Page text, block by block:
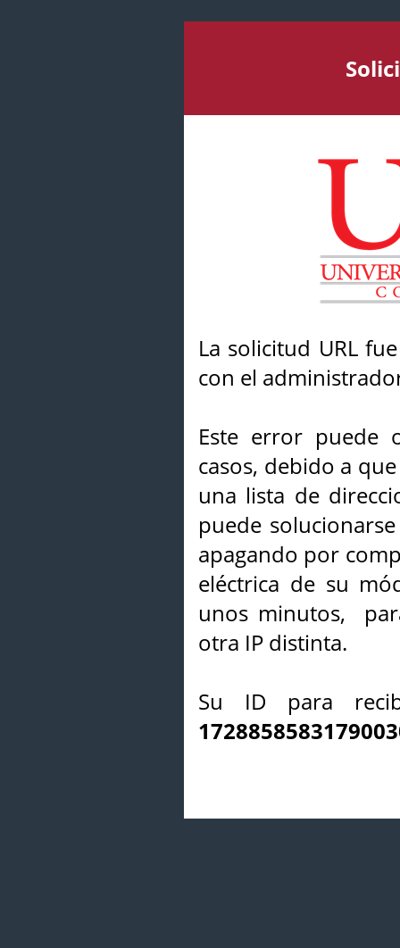
La solicitud URL
con el
Este error puede
casos, debido a
una lista de
puede
apagando por
eléctrica de su
unos minutos,
otra IP distinta.
Su ID para